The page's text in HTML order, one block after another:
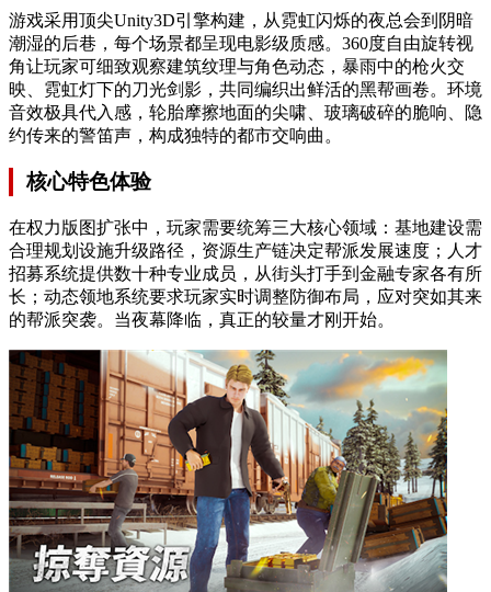
游戏采用顶尖Unity3D引擎构建，从霓虹闪烁的夜总会到阴暗
潮湿的后巷，每个场景都呈现电影级质感。360度自由旋转视
角让玩家可细致观察建筑纹理与角色动态，暴雨中的枪火交
映、霓虹灯下的刀光剑影，共同编织出鲜活的黑帮画卷。环境
音效极具代入感，轮胎摩擦地面的尖啸、玻璃破碎的脆响、隐
约传来的警笛声，构成独特的都市交响曲。
核心特色体验
在权力版图扩张中，玩家需要统筹三大核心领域：基地建设需
合理规划设施升级路径，资源生产链决定帮派发展速度；人才
招募系统提供数十种专业成员，从街头打手到金融专家各有所
长；动态领地系统要求玩家实时调整防御布局，应对突如其来
的帮派突袭。当夜幕降临，真正的较量才刚开始。